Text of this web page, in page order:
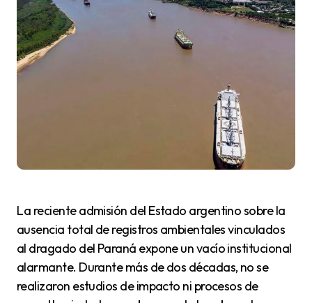
La reciente admisión del Estado argentino sobre la
ausencia total de registros ambientales vinculados
al dragado del Paraná expone un vacío institucional
alarmante. Durante más de dos décadas, no se
realizaron estudios de impacto ni procesos de